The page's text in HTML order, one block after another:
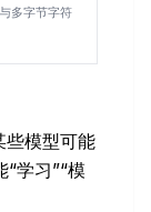
多字节字符
些模型可能
学习”“模